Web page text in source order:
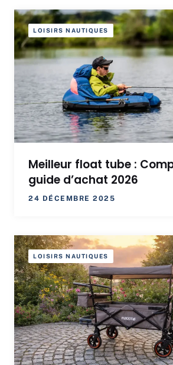
LOISIRS NAUTIQUES
Meilleur float tube :
guide d’achat 2026
24 DÉCEMBRE 2025
LOISIRS NAUTIQUES